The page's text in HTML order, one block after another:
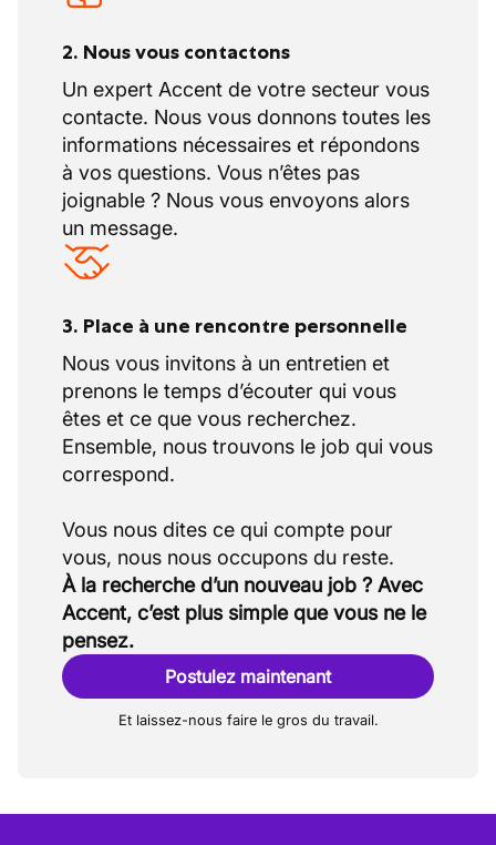
2. Nous vous contactons
Un expert Accent de votre secteur vous
contacte. Nous vous donnons toutes les
informations nécessaires et répondons
à vos questions. Vous n’êtes pas
joignable ? Nous vous envoyons alors
un message.
3. Place à une rencontre personnelle
Nous vous invitons à un entretien et
prenons le temps d’écouter qui vous
êtes et ce que vous recherchez.
Ensemble, nous trouvons le job qui vous
correspond.
Vous nous dites ce qui compte pour
À la recherche d’un nouveau job ? Avec
Accent, c’est plus simple que vous ne le
pensez.
Postulez maintenant
Et laissez-nous faire le gros du travail.